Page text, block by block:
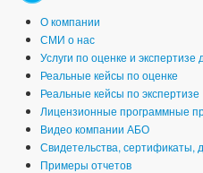
О компании
СМИ о нас
Услуги по оценке и экспертизе
Реальные кейсы по оценке
Реальные кейсы по экспертизе
Лицензионные программные
Видео компании АБО
Свидетельства, сертификаты,
Примеры отчетов